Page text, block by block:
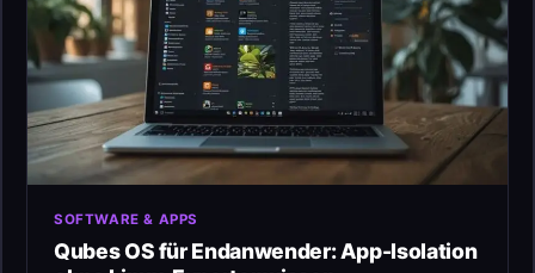
SOFTWARE & APPS
Qubes OS für Endanwender: App-Isolation